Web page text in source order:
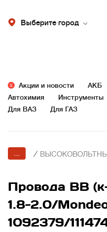
Выберите город
Акции и новости АКБ
Автохимия
Инструменты
Для ВАЗ
Для ГАЗ
... /
Провода ВВ
1.8-2.0/
1092379/